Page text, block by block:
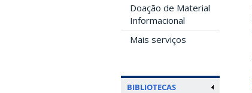
Doação de Material
Informacional
Mais serviços
BIBLIOTECAS